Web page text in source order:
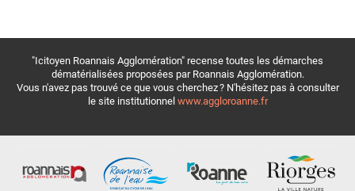
"Icitoyen Roannais Agglomération" recense toutes les démarches
dématérialisées proposées par Roannais Agglomération.
Vous n'avez pas trouvé ce que vous cherchez ? N'hésitez pas à consulter
le site institutionnel www.aggloroanne.fr